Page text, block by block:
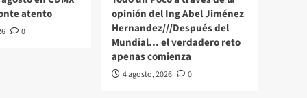
atento
0
opinión del Ing Abel Jiménez
Hernandez///Después del
Mundial… el verdadero reto
apenas comienza
4 agosto, 2026 0